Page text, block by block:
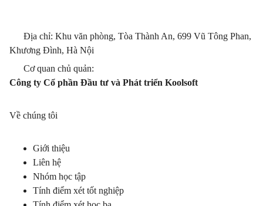
Địa chỉ: Khu văn phòng, Tòa Thành An, 699 Vũ Tông Phan,
Khương Đình, Hà Nội
Cơ quan chủ quản:
Công ty Cổ phần Đầu tư và Phát triển Koolsoft
Về chúng tôi
Giới thiệu
Liên hệ
Nhóm học tập
Tính điểm xét tốt nghiệp